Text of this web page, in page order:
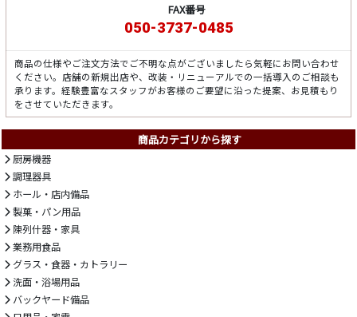
FAX番号
050-3737-0485
商品の仕様やご注文方法でご不明な点がございましたら気軽にお問い合わせ
ください。店舗の新規出店や、改装・リニューアルでの一括導入のご相談も
承ります。経験豊富なスタッフがお客様のご要望に沿った提案、お見積もり
をさせていただきます。
商品カテゴリから探す
厨房機器
調理器具
ホール・店内備品
製菓・パン用品
陳列什器・家具
業務用食品
グラス・食器・カトラリー
洗面・浴場用品
バックヤード備品